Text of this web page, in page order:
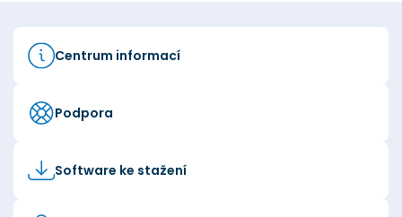
Centrum informací
Podpora
Software ke stažení